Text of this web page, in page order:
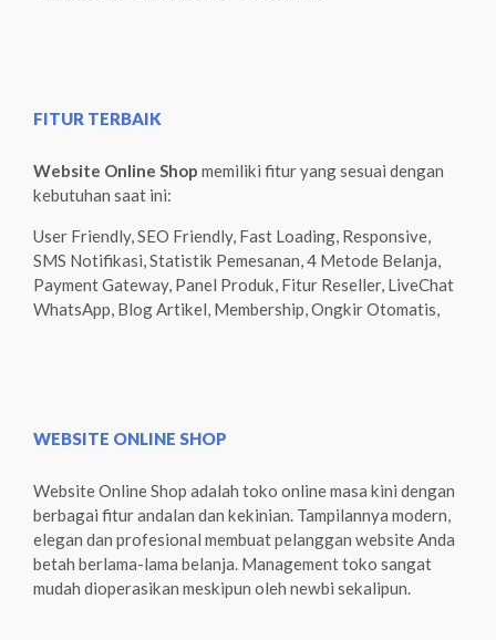
FITUR TERBAIK
Website Online Shop memiliki fitur yang sesuai dengan
kebutuhan saat ini:
User Friendly, SEO Friendly, Fast Loading, Responsive,
SMS Notifikasi, Statistik Pemesanan, 4 Metode Belanja,
Payment Gateway, Panel Produk, Fitur Reseller, LiveChat
WhatsApp, Blog Artikel, Membership, Ongkir Otomatis,
WEBSITE ONLINE SHOP
Website Online Shop adalah toko online masa kini dengan
berbagai fitur andalan dan kekinian. Tampilannya modern,
elegan dan profesional membuat pelanggan website Anda
betah berlama-lama belanja. Management toko sangat
mudah dioperasikan meskipun oleh newbi sekalipun.